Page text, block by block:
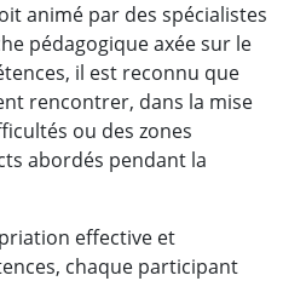
animé par des spécialistes
pédagogique axée sur le
il est reconnu que
rencontrer, dans la mise
ou des zones
abordés pendant la
effective et
chaque participant